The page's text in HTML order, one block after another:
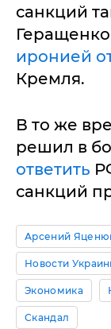
санкций
иронией
Кремля.
В то же
решил в
ответить
санкций
Арсений
Новости
Экономика
Скандал